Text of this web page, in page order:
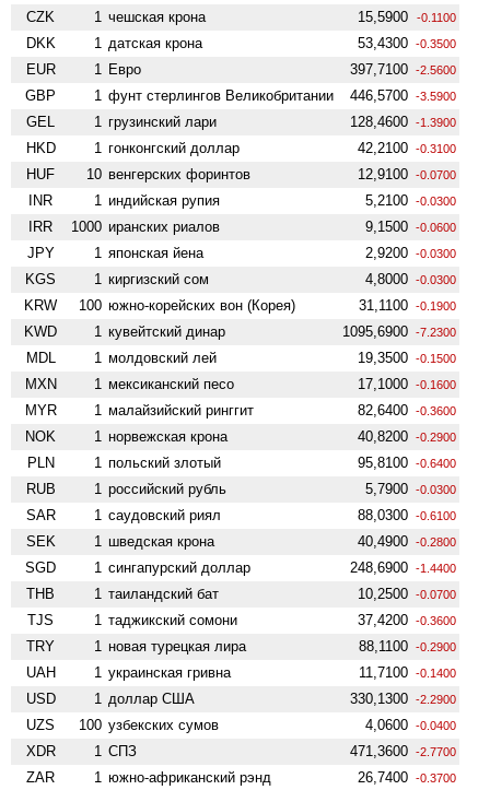
CZK 1 чешская крона 15,5900 -0.1100
DKK 1 датская крона 53,4300 -0.3500
EUR 1 Евро 397,7100 -2.5600
GBP 1 фунт стерлингов Велико­британии 446,5700 -3.5900
GEL 1 грузинский лари 128,4600 -1.3900
HKD 1 гонконгский доллар 42,2100 -0.3100
HUF 10 венгерских форинтов 12,9100 -0.0700
INR 1 индийская рупия 5,2100 -0.0300
IRR 1000 иранских риалов 9,1500 -0.0600
JPY 1 японская йена 2,9200 -0.0300
KGS 1 киргизский сом 4,8000 -0.0300
KRW 100 южно-корейских вон (Корея) 31,1100 -0.1900
KWD 1 кувейтский динар 1095,6900 -7.2300
MDL 1 молдовский лей 19,3500 -0.1500
MXN 1 мексиканский песо 17,1000 -0.1600
MYR 1 малайзийский ринггит 82,6400 -0.3600
NOK 1 норвежская крона 40,8200 -0.2900
PLN 1 польский злотый 95,8100 -0.6400
RUB 1 российский рубль 5,7900 -0.0300
SAR 1 саудовский риял 88,0300 -0.6100
SEK 1 шведская крона 40,4900 -0.2800
SGD 1 сингапурский доллар 248,6900 -1.4400
THB 1 таиландский бат 10,2500 -0.0700
TJS 1 таджикский сомони 37,4200 -0.3600
TRY 1 новая турецкая лира 88,1100 -0.2900
UAH 1 украинская гривна 11,7100 -0.1400
USD 1 доллар США 330,1300 -2.2900
UZS 100 узбекских сумов 4,0600 -0.0400
XDR 1 СПЗ 471,3600 -2.7700
ZAR 1 южно-африканский рэнд 26,7400 -0.3700